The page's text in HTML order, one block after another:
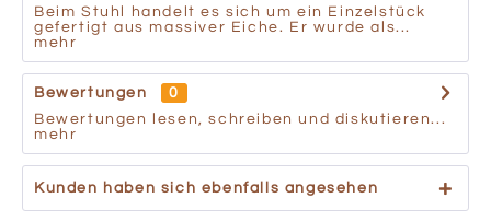
Beim Stuhl handelt es sich um ein Einzelstück
gefertigt aus massiver Eiche. Er wurde als...
mehr
Bewertungen
0
Bewertungen lesen, schreiben und diskutieren...
mehr
Kunden haben sich ebenfalls angesehen